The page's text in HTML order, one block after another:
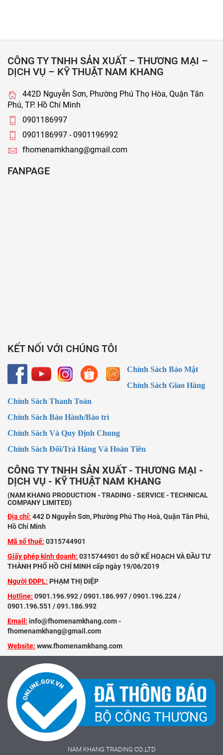
CÔNG TY TNHH SẢN XUẤT – THƯƠNG MẠI –
DỊCH VỤ – KỸ THUẬT NAM KHANG
442D Nguyễn Sơn, Phường Phú Thọ Hòa, Quận Tân
Phú, TP. Hồ Chí Minh
0901186997
0901186997 - 0901196992
fhomenamkhang@gmail.com
FANPAGE
KẾT NỐI VỚI CHÚNG TÔI
Chính Sách Bảo Mật
Chính Sách Giao Hàng
Chính Sách Thanh Toán
Chính Sách Bảo Hành/Bảo trì
Chính Sách Và Quy Định Chung
Chính Sách Đổi/Trả Hàng Và Hoàn Tiền
CÔNG TY TNHH SẢN XUẤT - THƯƠNG MẠI -
DỊCH VỤ - KỸ THUẬT NAM KHANG
(NAM KHANG PRODUCTION - TRADING - SERVICE - TECHNICAL
COMPANY LIMITED)
Địa chỉ: 442 D Nguyễn Sơn, Phường Phú Thọ Hoà, Quận Tân Phú,
Hồ Chí Minh
Mã số thuế: 0315744901
Giấy phép kinh doanh: 0315744901 do SỞ KẾ HOẠCH VÀ ĐẦU TƯ
THÀNH PHỐ HỒ CHÍ MINH cấp ngày 19/06/2019
Người ĐDPL: PHẠM THỊ DIỆP
Hotline: 0901.196.992 / 0901.186.997 / 0901.196.224 /
0901.196.551 / 091.186.992
Email: info@fhomenamkhang.com -
fhomenamkhang@gmail.com
Website: www.fhomenamkhang.com
NAM KHANG TRADING CO.,LTD